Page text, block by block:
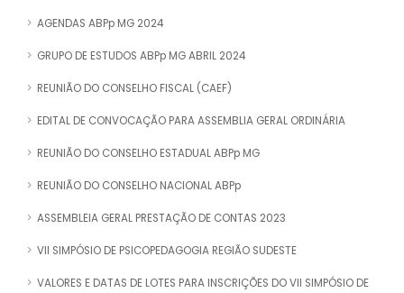
AGENDAS ABPp MG 2024
GRUPO DE ESTUDOS ABPp MG ABRIL 2024
REUNIÃO DO CONSELHO FISCAL (CAEF)
EDITAL DE CONVOCAÇÃO PARA ASSEMBLIA GERAL ORDINÁRIA
REUNIÃO DO CONSELHO ESTADUAL ABPp MG
REUNIÃO DO CONSELHO NACIONAL ABPp
ASSEMBLEIA GERAL PRESTAÇÃO DE CONTAS 2023
VII SIMPÓSIO DE PSICOPEDAGOGIA REGIÃO SUDESTE
VALORES E DATAS DE LOTES PARA INSCRIÇÕES DO VII SIMPÓSIO DE